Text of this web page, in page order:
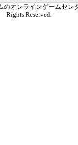
のオンラインゲームセン
Rights Reserved.